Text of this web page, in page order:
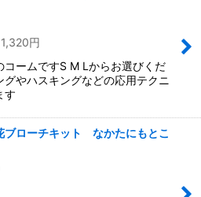
1,320円
コームですS M Lからお選びくだ
グやハスキングなどの応用テクニ
す
ブローチキット なかたにもとこ